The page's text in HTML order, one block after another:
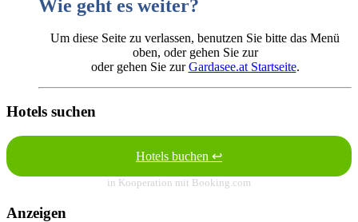
Wie geht es weiter?
Um diese Seite zu verlassen, benutzen Sie bitte das Menü
oben, oder gehen Sie zur
oder gehen Sie zurGardasee.at Startseite.
Hotels suchen
Hotels buchen ↩
in Kooperation mit Booking.com
Anzeigen